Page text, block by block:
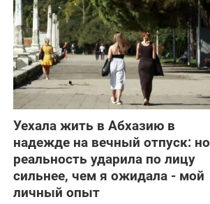
Уехала жить в Абхазию в
надежде на вечный отпуск: но
реальность ударила по лицу
сильнее, чем я ожидала - мой
личный опыт